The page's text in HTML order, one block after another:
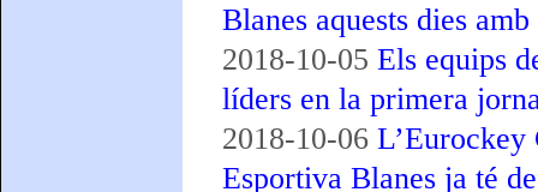
Blanes aquests dies
2018-10-05 Els equips
líders en la primera
2018-10-06 L’Eurockey
Esportiva Blanes ja té